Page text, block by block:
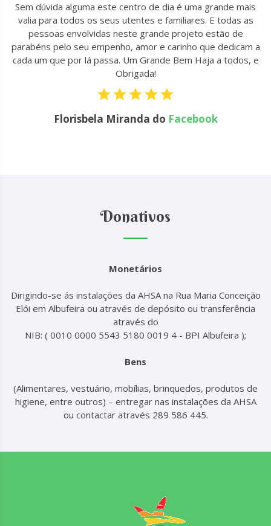
Sem dúvida alguma este centro de dia é uma grande mais
valia para todos os seus utentes e familiares. E todas as
pessoas envolvidas neste grande projeto estão de
parabéns pelo seu empenho, amor e carinho que dedicam a
cada um que por lá passa. Um Grande Bem Haja a todos, e
Obrigada!
Florisbela Miranda do Facebook
Donativos
Monetários
Dirigindo-se ás instalações da AHSA na Rua Maria Conceição
Elói em Albufeira ou através de depósito ou transferência
através do
NIB: ( 0010 0000 5543 5180 0019 4 - BPI Albufeira );
Bens
(Alimentares, vestuário, mobílias, brinquedos, produtos de
higiene, entre outros) – entregar nas instalações da AHSA
ou contactar através 289 586 445.